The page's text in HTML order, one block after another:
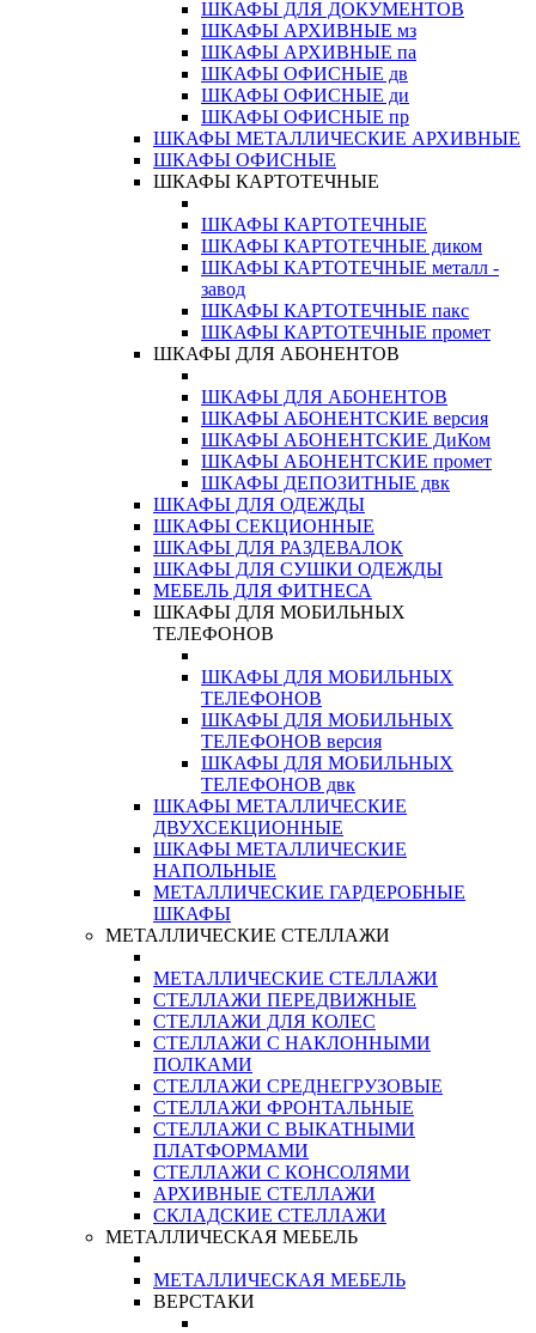
ШКАФЫ ДЛЯ ДОКУМЕНТОВ
ШКАФЫ АРХИВНЫЕ мз
ШКАФЫ АРХИВНЫЕ па
ШКАФЫ ОФИСНЫЕ дв
ШКАФЫ ОФИСНЫЕ ди
ШКАФЫ ОФИСНЫЕ пр
ШКАФЫ МЕТАЛЛИЧЕСКИЕ АРХИВНЫЕ
ШКАФЫ ОФИСНЫЕ
ШКАФЫ КАРТОТЕЧНЫЕ
ШКАФЫ КАРТОТЕЧНЫЕ
ШКАФЫ КАРТОТЕЧНЫЕ диком
ШКАФЫ КАРТОТЕЧНЫЕ металл -
завод
ШКАФЫ КАРТОТЕЧНЫЕ пакс
ШКАФЫ КАРТОТЕЧНЫЕ промет
ШКАФЫ ДЛЯ АБОНЕНТОВ
ШКАФЫ ДЛЯ АБОНЕНТОВ
ШКАФЫ АБОНЕНТСКИЕ версия
ШКАФЫ АБОНЕНТСКИЕ ДиКом
ШКАФЫ АБОНЕНТСКИЕ промет
ШКАФЫ ДЕПОЗИТНЫЕ двк
ШКАФЫ ДЛЯ ОДЕЖДЫ
ШКАФЫ СЕКЦИОННЫЕ
ШКАФЫ ДЛЯ РАЗДЕВАЛОК
ШКАФЫ ДЛЯ СУШКИ ОДЕЖДЫ
МЕБЕЛЬ ДЛЯ ФИТНЕСА
ШКАФЫ ДЛЯ МОБИЛЬНЫХ
ТЕЛЕФОНОВ
ШКАФЫ ДЛЯ МОБИЛЬНЫХ
ТЕЛЕФОНОВ
ШКАФЫ ДЛЯ МОБИЛЬНЫХ
ТЕЛЕФОНОВ версия
ШКАФЫ ДЛЯ МОБИЛЬНЫХ
ТЕЛЕФОНОВ двк
ШКАФЫ МЕТАЛЛИЧЕСКИЕ
ДВУХСЕКЦИОННЫЕ
ШКАФЫ МЕТАЛЛИЧЕСКИЕ
НАПОЛЬНЫЕ
МЕТАЛЛИЧЕСКИЕ ГАРДЕРОБНЫЕ
ШКАФЫ
МЕТАЛЛИЧЕСКИЕ СТЕЛЛАЖИ
МЕТАЛЛИЧЕСКИЕ СТЕЛЛАЖИ
СТЕЛЛАЖИ ПЕРЕДВИЖНЫЕ
СТЕЛЛАЖИ ДЛЯ КОЛЕС
СТЕЛЛАЖИ С НАКЛОННЫМИ
ПОЛКАМИ
СТЕЛЛАЖИ СРЕДНЕГРУЗОВЫЕ
СТЕЛЛАЖИ ФРОНТАЛЬНЫЕ
СТЕЛЛАЖИ С ВЫКАТНЫМИ
ПЛАТФОРМАМИ
СТЕЛЛАЖИ С КОНСОЛЯМИ
АРХИВНЫЕ СТЕЛЛАЖИ
СКЛАДСКИЕ СТЕЛЛАЖИ
МЕТАЛЛИЧЕСКАЯ МЕБЕЛЬ
МЕТАЛЛИЧЕСКАЯ МЕБЕЛЬ
ВЕРСТАКИ